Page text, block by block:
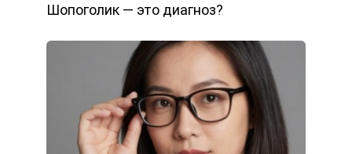
Шопоголик — это диагноз?